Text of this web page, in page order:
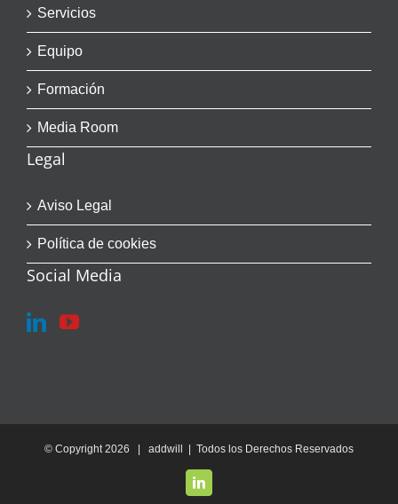
Servicios
Equipo
Formación
Media Room
Legal
Aviso Legal
Política de cookies
Social Media
© Copyright 2026 | addwill | Todos los Derechos Reservados
LinkedIn